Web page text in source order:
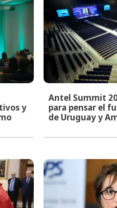
y
Antel Summit
para pensar el
de Uruguay y